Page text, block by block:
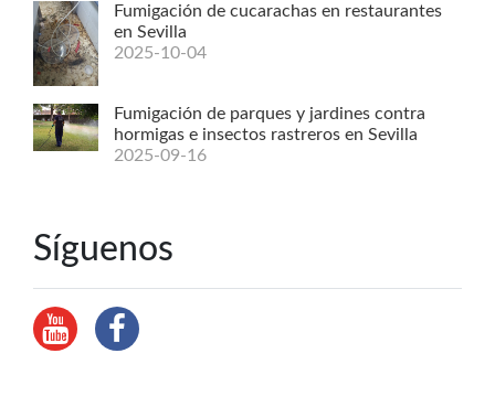
Fumigación de cucarachas en restaurantes
en Sevilla
2025-10-04
Fumigación de parques y jardines contra
hormigas e insectos rastreros en Sevilla
2025-09-16
Síguenos